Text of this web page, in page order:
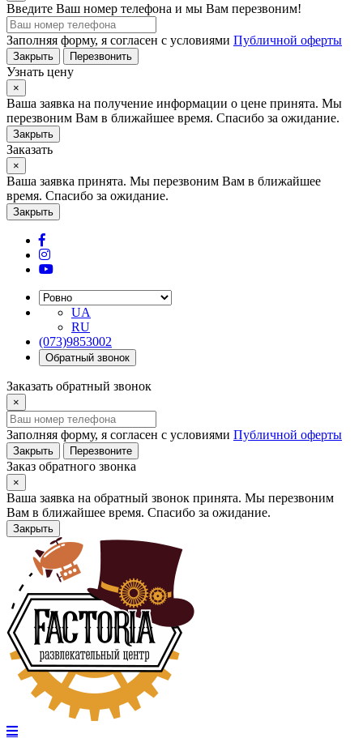
Введите Ваш номер телефона и мы Вам перезвоним!
Заполняя форму, я согласен с условиями Публичной оферты
Закрыть Перезвонить
Узнать цену
×
Ваша заявка на получение информации о цене принята. Мы
перезвоним Вам в ближайшее время. Спасибо за ожидание.
Закрыть
Заказать
×
Ваша заявка принята. Мы перезвоним Вам в ближайшее
время. Спасибо за ожидание.
Закрыть
UA
RU
(073)9853002
Обратный звонок
Заказать обратный звонок
×
Заполняя форму, я согласен с условиями Публичной оферты
Закрыть Перезвоните
Заказ обратного звонка
×
Ваша заявка на обратный звонок принята. Мы перезвоним
Вам в ближайшее время. Спасибо за ожидание.
Закрыть